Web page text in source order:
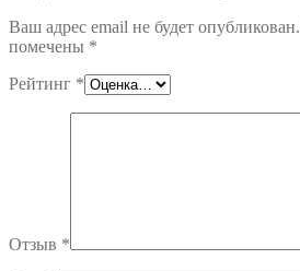
Ваш адрес email не будет опубликован.
помечены *
Рейтинг *
Отзыв *